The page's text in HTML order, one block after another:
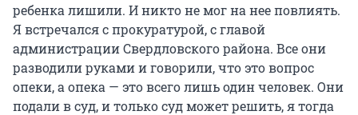
ребенка лишили. И никто не мог на нее повлиять.
Я встречался с прокуратурой, с главой
администрации Свердловского района. Все они
разводили руками и говорили, что это вопрос
опеки, а опека — это всего лишь один человек. Они
подали в суд, и только суд может решить, я тогда